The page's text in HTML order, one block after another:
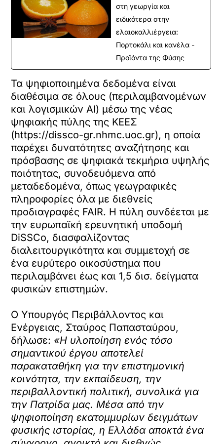
στη γεωργία και
ειδικότερα στην
ελαιοκαλλιέργεια:
Πορτοκάλι και κανέλα -
Προϊόντα της Φύσης
Τα ψηφιοποιημένα δεδομένα είναι
διαθέσιμα σε όλους (περιλαμβανομένων
και λογισμικών AI) μέσω της νέας
ψηφιακής πύλης της ΚΕΕΣ
(https://dissco-gr.nhmc.uoc.gr), η οποία
παρέχει δυνατότητες αναζήτησης και
πρόσβασης σε ψηφιακά τεκμήρια υψηλής
ποιότητας, συνοδευόμενα από
μεταδεδομένα, όπως γεωγραφικές
πληροφορίες όλα με διεθνείς
προδιαγραφές FAIR. Η πύλη συνδέεται με
την ευρωπαϊκή ερευνητική υποδομή
DiSSCo, διασφαλίζοντας
διαλειτουργικότητα και συμμετοχή σε
ένα ευρύτερο οικοσύστημα που
περιλαμβάνει έως και 1,5 δισ. δείγματα
φυσικών επιστημών.
Ο Υπουργός Περιβάλλοντος και
Ενέργειας, Σταύρος Παπασταύρου,
δήλωσε: «Η υλοποίηση ενός τόσο
σημαντικού έργου αποτελεί
παρακαταθήκη για την επιστημονική
κοινότητα, την εκπαίδευση, την
περιβαλλοντική πολιτική, συνολικά για
την Πατρίδα μας. Μέσα από την
ψηφιοποίηση εκατομμυρίων δειγμάτων
φυσικής ιστορίας, η Ελλάδα αποκτά ένα